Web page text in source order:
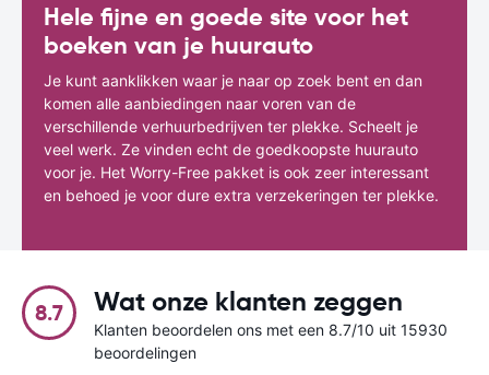
Hele fijne en goede site voor het
boeken van je huurauto
Je kunt aanklikken waar je naar op zoek bent en dan
komen alle aanbiedingen naar voren van de
verschillende verhuurbedrijven ter plekke. Scheelt je
veel werk. Ze vinden echt de goedkoopste huurauto
voor je. Het Worry-Free pakket is ook zeer interessant
en behoed je voor dure extra verzekeringen ter plekke.
8.7 Wat onze klanten zeggen
Klanten beoordelen ons met een 8.7/10 uit 15930
beoordelingen